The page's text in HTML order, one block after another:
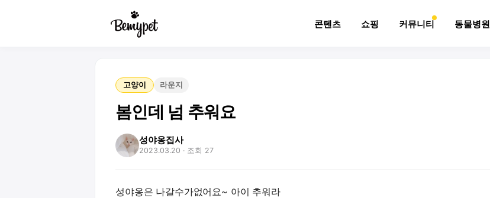
콘텐츠 쇼핑 커뮤니티 동물병원
고양이 라운지
봄인데 넘 추워요
성야옹집사
2023.03.20 · 조회 27
성야옹은 나갈수가없어요~ 아이 추워라